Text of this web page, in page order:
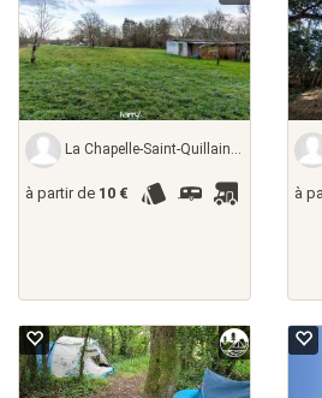
La Chapelle-Saint-Quillain - haute-saône,
à partir de 10 € à